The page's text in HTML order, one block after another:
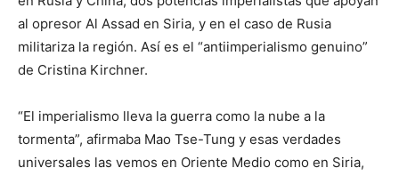
al opresor Al Assad en Siria, y en el caso de Rusia
militariza la región. Así es el “antiimperialismo genuino”
de Cristina Kirchner.
“El imperialismo lleva la guerra como la nube a la
tormenta”, afirmaba Mao Tse-Tung y esas verdades
universales las vemos en Oriente Medio como en Siria,